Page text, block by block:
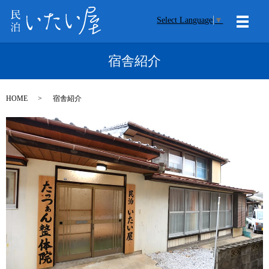
Select Language ▼
メニ
宿舎紹介
HOME 宿舎紹介